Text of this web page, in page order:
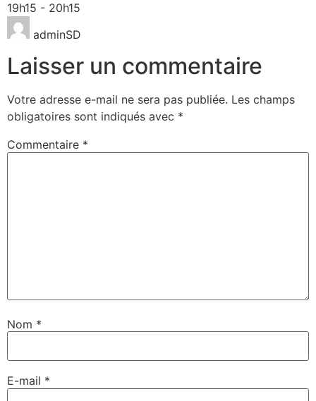
19h15 - 20h15
adminSD
Laisser un commentaire
Votre adresse e-mail ne sera pas publiée. Les champs
obligatoires sont indiqués avec *
Commentaire *
Nom *
E-mail *